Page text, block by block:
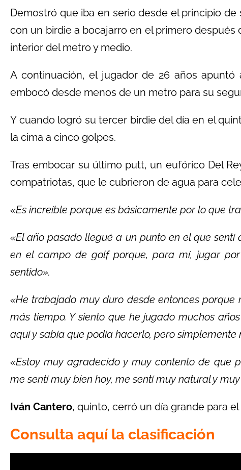
Demostró que iba en serio desde el principio
con un birdie a bocajarro en el primero
interior del metro y medio.
A continuación, el jugador de 26 años
embocó desde menos de un metro para su
Y cuando logró su tercer birdie del día en el
la cima a cinco golpes.
Tras embocar su último putt, un eufórico Del
compatriotas, que le cubrieron de agua para
«Es increíble porque es básicamente por lo que
«El año pasado llegué a un punto en el que
en el campo de golf porque, para mí, jugar
sentido».
«He trabajado muy duro desde entonces porque
más tiempo. Y siento que he jugado muchos
aquí y sabía que podía hacerlo, pero simplemente
«Estoy muy agradecido y muy contento de que
me sentí muy bien hoy, me sentí muy natural y
Iván Cantero, quinto, cerró un día grande para
Consulta aquí la clasificación